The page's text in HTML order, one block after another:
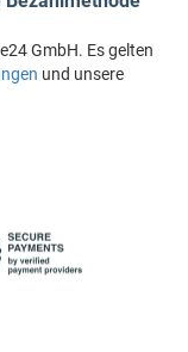
GmbH. Es gelten
und unsere